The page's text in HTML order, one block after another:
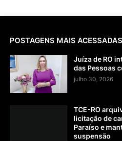
POSTAGENS MAIS ACESSADAS
Juíza de RO
das Pessoas
julho 30, 2026
TCE-RO
licitação de
Paraíso e
suspensão